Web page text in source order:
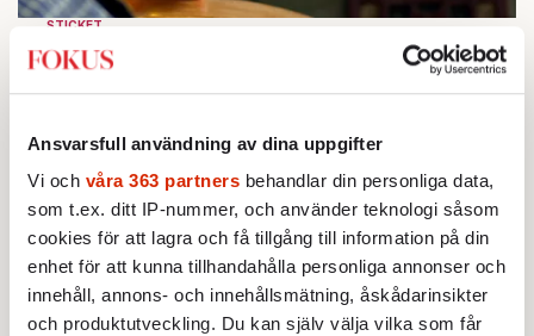
Ansvarsfull användning av dina uppgifter
Vi och våra 363 partners behandlar din personliga data,
som t.ex. ditt IP-nummer, och använder teknologi såsom
cookies för att lagra och få tillgång till information på din
enhet för att kunna tillhandahålla personliga annonser och
innehåll, annons- och innehållsmätning, åskådarinsikter
och produktutveckling. Du kan själv välja vilka som får
STICKET
1.Bitte Assarmo:
Sagan om den lågbegåvade
ursprungsbefolkningen i Filipstad
KRÖNIKA
franska civilisationen
3.Sakine Madon: Efter islamistdådet oroar sig
vänstern för Agnes Wold
KRÖNIKA
4.Nina Lekander:På ”Kommunisthögskolan” drömde
alla om att vara arbetarklass
STICKET
5.Dan Korn:Quisling, quislingar och sten i glashus